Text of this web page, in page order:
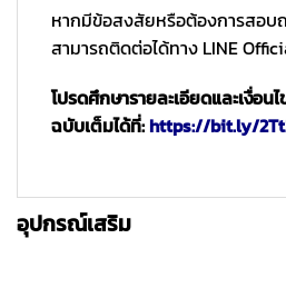
หากมีข้อสงสัยหรือต้องการสอบ
สามารถติดต่อได้ทาง LINE
โปรดศึกษารายละเอียดและเงื่อน
ฉบับเต็มได้ที่:https://bit.ly/
อุปกรณ์เสริม